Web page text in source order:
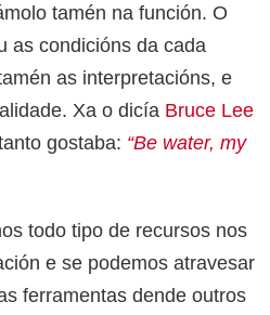
tamén na función. O
as condicións da cada
as interpretacións, e
Xa o dicía Bruce Lee
gostaba: “Be water, my
todo tipo de recursos nos
e se podemos atravesar
ferramentas dende outros